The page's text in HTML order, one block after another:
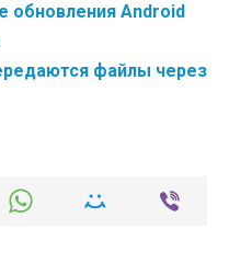
обновления Android
файлы через